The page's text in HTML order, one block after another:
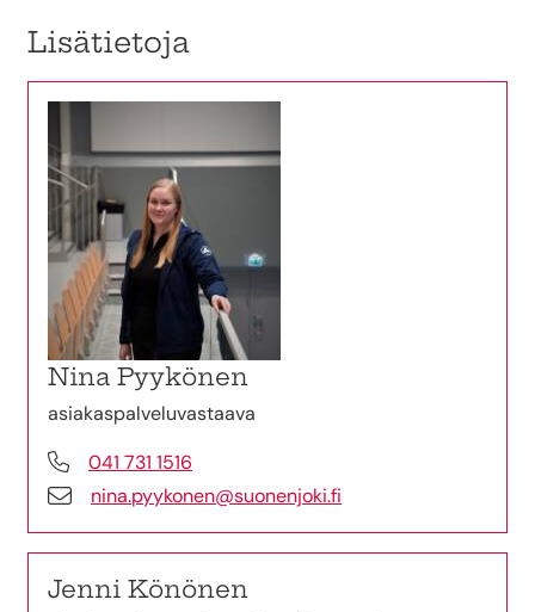
Lisätietoja
Nina Pyykönen
asiakaspalveluvastaava
041 731 1516
nina.pyykonen@suonenjoki.fi
Jenni Könönen